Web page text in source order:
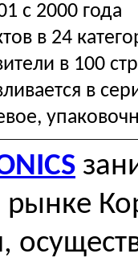
c 2000 года
в 24
в 100
в